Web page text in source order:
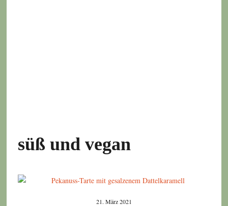
süß und vegan
21. März 2021